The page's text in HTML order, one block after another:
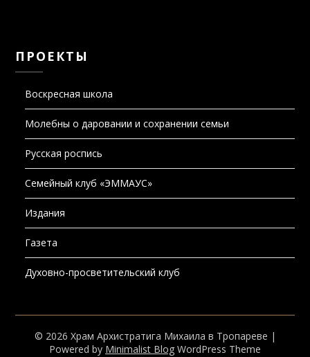
ПРОЕКТЫ
Воскресная школа
Молебны о даровании и сохранении семьи
Русская роспись
Семейный клуб «ЭММАУС»
Издания
Газета
Духовно-просветительский клуб
© 2026 Храм Архистратига Михаила в Тропареве |
Powered by Minimalist Blog WordPress Theme